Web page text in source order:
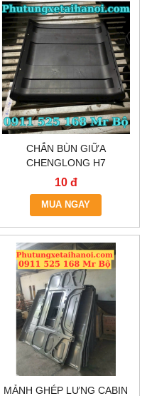
CHẮN BÙN GIỮA
CHENGLONG H7
10 đ
MUA NGAY
MẢNH GHÉP LƯNG CABIN